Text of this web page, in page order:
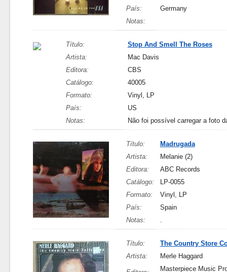
País:
Germany
Notas:
Título:
Stop And Smell The Roses
Artista:
Mac Davis
Editora:
CBS
Catálogo:
40005
Formato:
Vinyl, LP
País:
US
Notas:
Não foi possível carregar a foto
Título:
Madrugada
Artista:
Melanie (2)
Editora:
ABC Records
Catálogo:
LP-0055
Formato:
Vinyl, LP
País:
Spain
Notas:
.
Título:
The Country Store
Artista:
Merle Haggard
Masterpiece Music